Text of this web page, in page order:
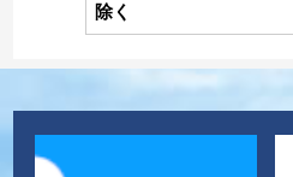
除く